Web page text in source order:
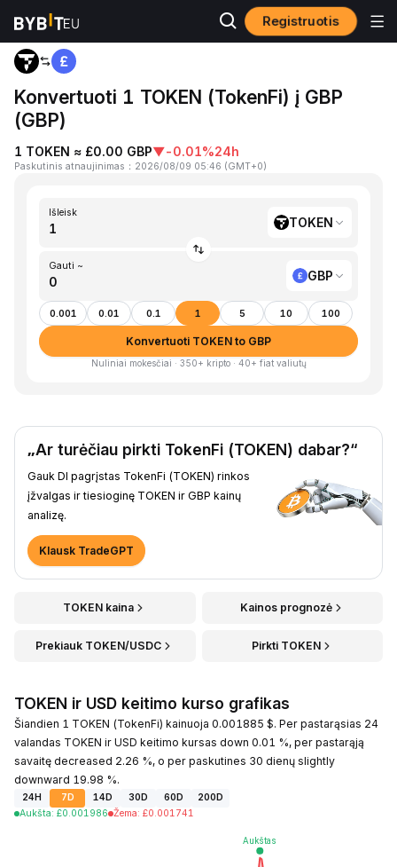
Registruotis
Pagrindinis
Konvertuoti 1 TOKEN (TokenFi) į GBP
(GBP)
1 TOKEN ≈ £0.00 GBP▼-0.01%24h
Paskutinis atnaujinimas ： 2026/08/09 05:46 (GMT+0)
Išleisk
TOKEN
Gauti ~
GBP
0.001 0.01 0.1 1 5 10 100
Konvertuoti TOKEN to GBP
Nuliniai mokesčiai · 350+ kripto · 40+ fiat valiutų
„Ar turėčiau pirkti TokenFi (TOKEN) dabar?“
Gauk DI pagrįstas TokenFi (TOKEN) rinkos
įžvalgas ir tiesioginę TOKEN ir GBP kainų
analizę.
Klausk TradeGPT
TOKEN kaina Kainos prognozė
Prekiauk TOKEN/USDC Pirkti TOKEN
TOKEN ir USD keitimo kurso grafikas
Šiandien 1 TOKEN (TokenFi) kainuoja 0.001885 $. Per pastarąsias 24
valandas TOKEN ir USD keitimo kursas down 0.01 %, per pastarąją
savaitę decreased 2.26 %, o per paskutines 30 dienų slightly
downward 19.98 %.
24H 7D 14D 30D 60D
200D
Aukšta: £0.001986 Žema: £0.001741